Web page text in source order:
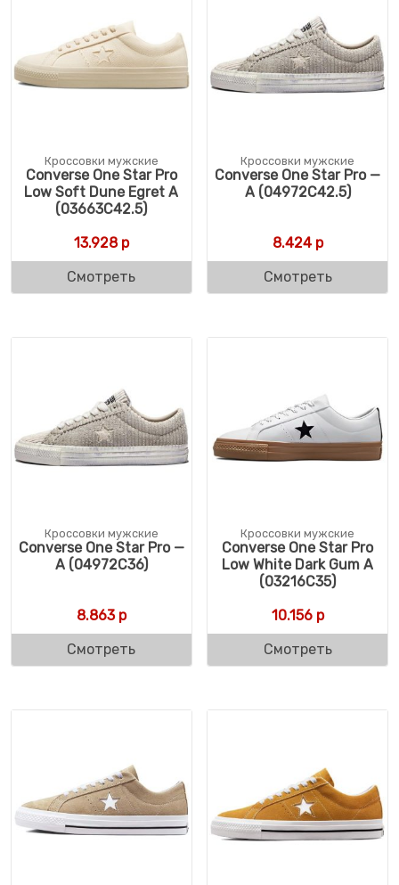
Кроссовки мужские
Converse One Star Pro
Low Soft Dune Egret A
(03663C42.5)
13.928р
Смотреть
Кроссовки мужские
Converse One Star Pro —
A (04972C42.5)
8.424р
Смотреть
Кроссовки мужские
Converse One Star Pro —
A (04972C36)
8.863р
Смотреть
Кроссовки мужские
Converse One Star Pro
Low White Dark Gum A
(03216C35)
10.156р
Смотреть